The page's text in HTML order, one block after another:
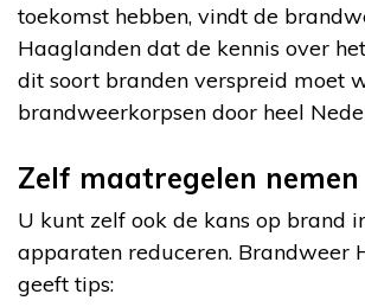
toekomst hebben, vindt de
Haaglanden dat de kennis over
dit soort branden verspreid moet
brandweerkorpsen door heel
Zelf maatregelen nemen
U kunt zelf ook de kans op brand
apparaten reduceren. Brandweer
geeft tips: